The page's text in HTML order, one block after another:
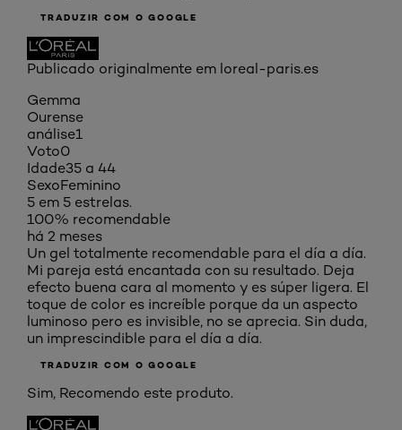
TRADUZIR COM O GOOGLE
Publicado originalmente em loreal-paris.es
Gemma
Ourense
análise1
Voto0
Idade35 a 44
SexoFeminino
5 em 5 estrelas.
100% recomendable
há 2 meses
Un gel totalmente recomendable para el día a día.
Mi pareja está encantada con su resultado. Deja
efecto buena cara al momento y es súper ligera. El
toque de color es increíble porque da un aspecto
luminoso pero es invisible, no se aprecia. Sin duda,
un imprescindible para el día a día.
TRADUZIR COM O GOOGLE
Sim, Recomendo este produto.